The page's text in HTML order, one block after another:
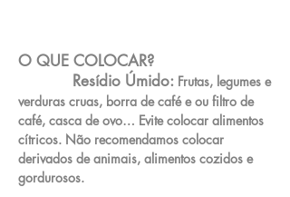
O QUE COLOCAR?
Resídio Úmido: Frutas, legumes e
verduras cruas, borra de café e ou filtro de
café, casca de ovo… Evite colocar alimentos
cítricos. Não recomendamos colocar
derivados de animais, alimentos cozidos e
gordurosos.